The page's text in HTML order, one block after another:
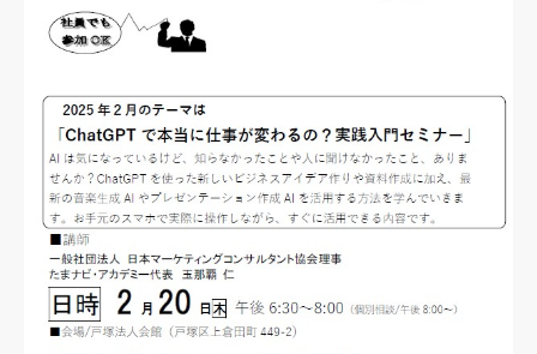
カレンダー
LINE公式
プライバシーポリシー
特定商品取引法についての表記